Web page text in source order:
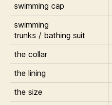
swimming cap
swimming
trunks / bathing suit
the collar
the lining
the size